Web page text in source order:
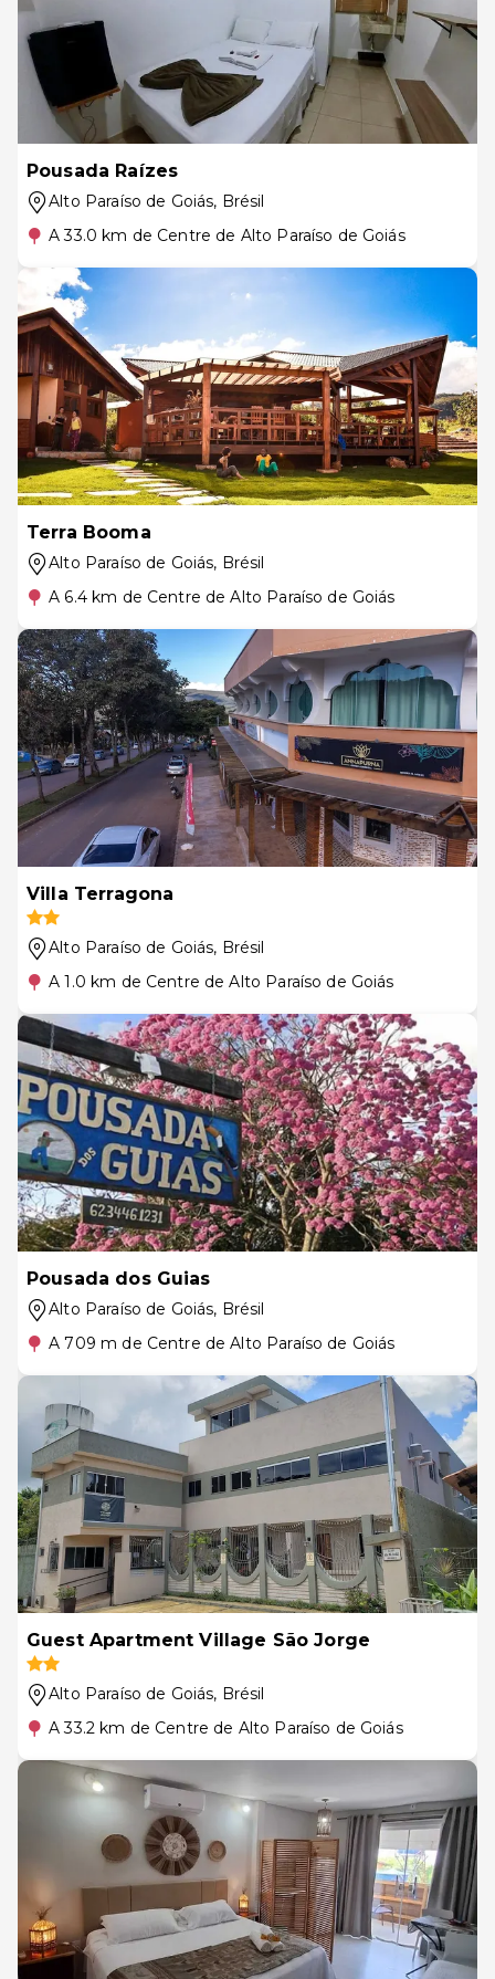
Pousada Raízes
Alto Paraíso de Goiás, Brésil
A 33.0 km de Centre de Alto Paraíso de Goiás
Terra Booma
Alto Paraíso de Goiás, Brésil
A 6.4 km de Centre de Alto Paraíso de Goiás
Villa Terragona
Alto Paraíso de Goiás, Brésil
A 1.0 km de Centre de Alto Paraíso de Goiás
Pousada dos Guias
Alto Paraíso de Goiás, Brésil
A 709 m de Centre de Alto Paraíso de Goiás
Guest Apartment Village São Jorge
Alto Paraíso de Goiás, Brésil
A 33.2 km de Centre de Alto Paraíso de Goiás